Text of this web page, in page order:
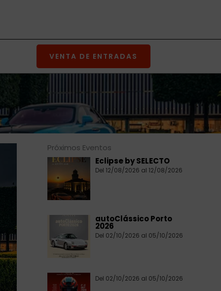
VENTA DE ENTRADAS
Próximos Eventos
Eclipse by SELECTO
Del 12/08/2026 al 12/08/2026
autoClássico Porto
2026
Del 02/10/2026 al 05/10/2026
Del 02/10/2026 al 05/10/2026